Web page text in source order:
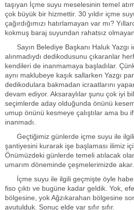
taşıyan İçme suyu meselesinin temel
çok büyük bir hizmettir. 30 yıldır içme
çağırdığımızı hatırlamayan var mı?
kokmuş baraj suyundan rahatsız
Sayın Belediye Başkanı Haluk Yazgı
alınmadıydı dedikodusunu çıkaranlar
kendileri de inanmamaya başladılar.
aynı maklubeye kaşık sallarken Yazgı
dedikodulara bakmadan icraatlarını
devam ediyor. Aksaraylılar şunu çok iyi
seçimlerde aday olduğunda önünü
umup önünü kesmeye çalıştılar ama bu
inanmadı.
Geçtiğimiz günlerde içme suyu ile ilgili
şantiyesini kurarak işe başlaması ilimiz
Önümüzdeki günlerde temeli atılacak
umarım döneminde çeşmelerimizde akar.
İçme suyu ile ilgili geçmişte öyle
fiso çıktı ve bugüne kadar geldik. Yok,
bölgesine, yok Ağzıkarahan bölgesine
avutulduk. Sonuç elde var sıfır sıfır.